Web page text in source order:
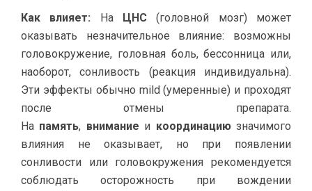
Как влияет: На ЦНС (головной мозг) может
оказывать незначительное влияние: возможны
головокружение, головная боль, бессонница или,
наоборот, сонливость (реакция индивидуальна).
Эти эффекты обычно mild (умеренные) и проходят
после отмены препарата.
На память, внимание и координациюзначимого
влияния не оказывает, но при появлении
сонливости или головокружения рекомендуется
соблюдать осторожность при вождении